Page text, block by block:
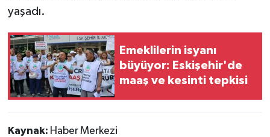
yaşadı.
Emeklilerin isyanı
büyüyor: Eskişehir'de
maaş ve kesinti tepkisi
Kaynak: Haber Merkezi